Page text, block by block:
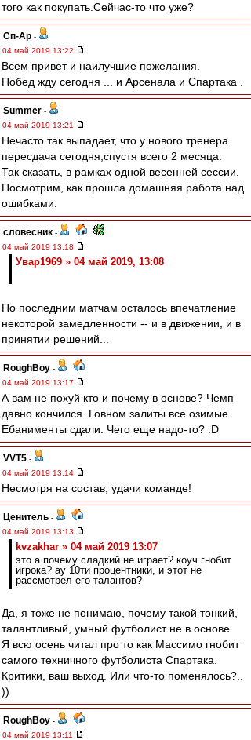
того как покупать.Сейчас-то что уже?
Сп-Ар -
04 май 2019 13:22
Всем привет и наилучшие пожелания.
Побед жду сегодня ... и Арсенала и Спартака .
Summer -
04 май 2019 13:21
Нечасто так выпадает, что у нового тренера
пересдача сегодня,спустя всего 2 месяца.
Так сказать, в рамках одной весенней сессии.
Посмотрим, как прошла домашняя работа над
ошибками.
словесник -
04 май 2019 13:18
Увар1969 » 04 май 2019, 13:08
По последним матчам осталось впечатление
некоторой замедленности -- и в движении, и в
принятии решений...
RoughBoy -
04 май 2019 13:17
А вам не похуй кто и почему в основе? Чемп
давно кончился. Говном залиты все озимые.
Ебанименты сдали. Чего еще надо-то? :D
VVT5 -
04 май 2019 13:14
Несмотря на состав, удачи команде!
Ценитель -
04 май 2019 13:13
kvzakhar » 04 май 2019 13:07
это а почему сладкий не играет? коуч гнобит
игрока? ау 10ти процентники, и этот не
рассмотрел его талантов?
Да, я тоже не понимаю, почему такой тонкий,
талантливый, умный футболист не в основе.
Я всю осень читал про то как Массимо гнобит
самого техничного футболиста Спартака.
Критики, ваш выход. Или что-то поменялось?..
))
RoughBoy -
04 май 2019 13:11